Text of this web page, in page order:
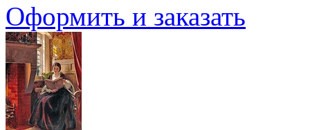
Оформить и заказать